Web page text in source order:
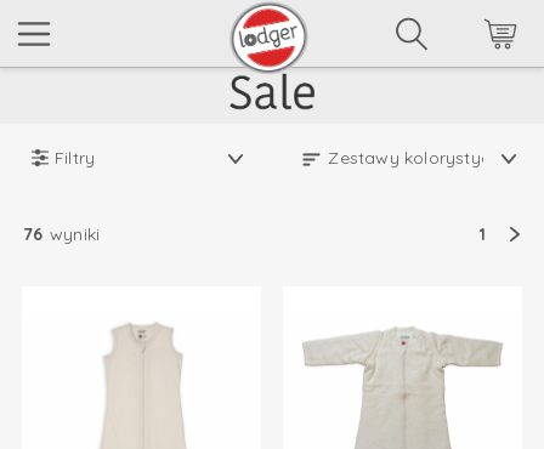
Filtry
76 wyniki 1